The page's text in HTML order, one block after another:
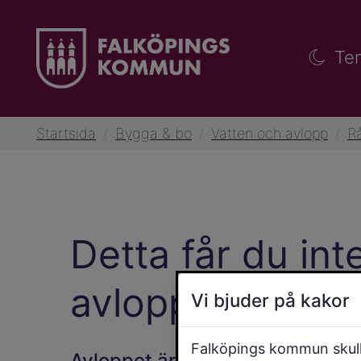
Startsida Bygga & bo Vatten och avlopp
Detta får du
avloppetVi bjuder på kakor
Falköpings kommun